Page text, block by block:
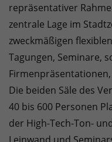
repräsentativer
zentrale Lage im
zweckmäßigen
Tagungen, Seminare,
Die beiden Säle des
40 bis 600 Personen
der High-Tech-Ton-